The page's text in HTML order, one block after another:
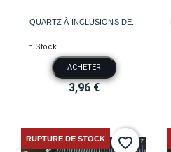
QUARTZ À INCLUSIONS DE...
En Stock
ACHETER
3,96 €
RUPTURE DE STOCK favorite_border